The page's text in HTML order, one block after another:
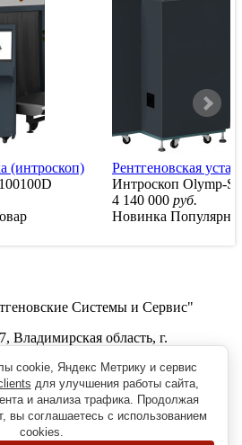
(интроскоп)
Рентгеновская
Интроскоп Olymp-
4 140 000 руб.
Новинка
Системы и Сервис"
Владимирская область, г.
1м,
данных
информационной рассылки
cookie, Яндекс Метрику и сервис
для улучшения работы сайта,
и анализа трафика. Продолжая
вы соглашаетесь с использованием
cookies.